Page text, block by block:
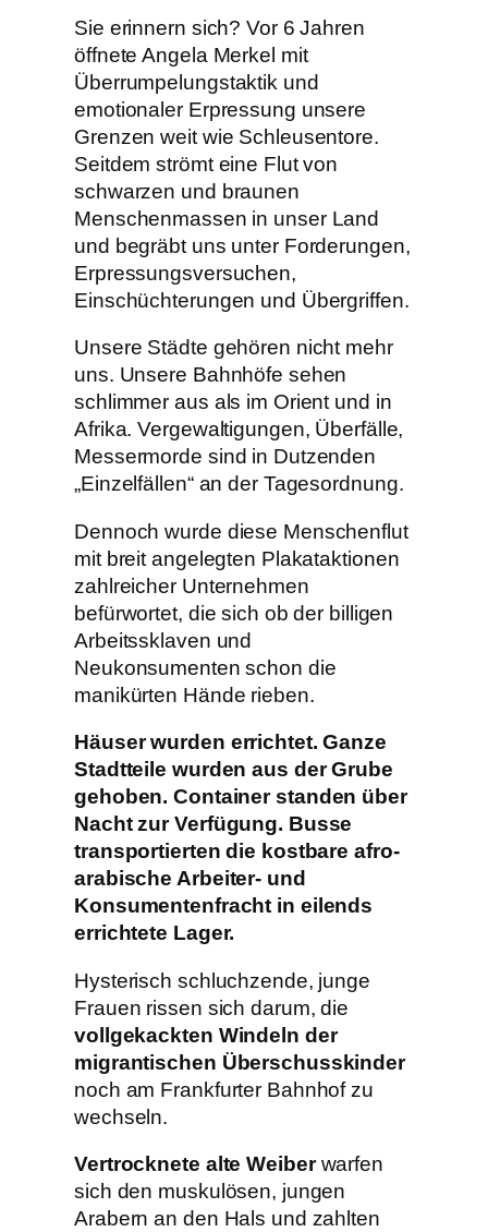
Sie erinnern sich? Vor 6 Jahren
öffnete Angela Merkel mit
Überrumpelungstaktik und
emotionaler Erpressung unsere
Grenzen weit wie Schleusentore.
Seitdem strömt eine Flut von
schwarzen und braunen
Menschenmassen in unser Land
und begräbt uns unter Forderungen,
Erpressungsversuchen,
Einschüchterungen und Übergriffen.
Unsere Städte gehören nicht mehr
uns. Unsere Bahnhöfe sehen
schlimmer aus als im Orient und in
Afrika. Vergewaltigungen, Überfälle,
Messermorde sind in Dutzenden
„Einzelfällen“ an der Tagesordnung.
Dennoch wurde diese Menschenflut
mit breit angelegten Plakataktionen
zahlreicher Unternehmen
befürwortet, die sich ob der billigen
Arbeitssklaven und
Neukonsumenten schon die
manikürten Hände rieben.
Häuser wurden errichtet. Ganze
Stadtteile wurden aus der Grube
gehoben. Container standen über
Nacht zur Verfügung. Busse
transportierten die kostbare afro-
arabische Arbeiter- und
Konsumentenfracht in eilends
errichtete Lager.
Hysterisch schluchzende, junge
Frauen rissen sich darum, die
vollgekackten Windeln der
migrantischen Überschusskinder
noch am Frankfurter Bahnhof zu
wechseln.
Vertrocknete alte Weiberwarfen
sich den muskulösen, jungen
Arabern an den Hals und zahlten